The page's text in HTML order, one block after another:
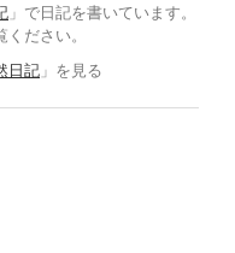
」で日記を書いています。
ださい。
日記 」を見る